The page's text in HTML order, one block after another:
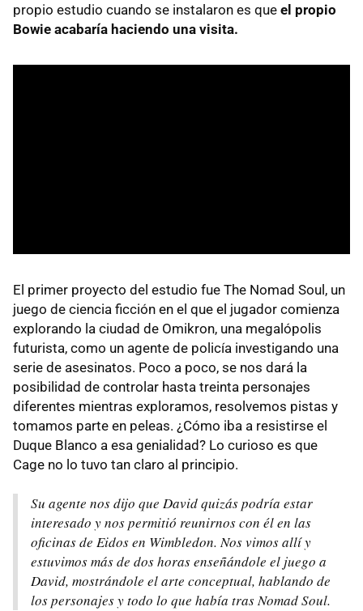
propio estudio cuando se instalaron es que el propio
Bowie acabaría haciendo una visita.
El primer proyecto del estudio fue The Nomad Soul, un
juego de ciencia ficción en el que el jugador comienza
explorando la ciudad de Omikron, una megalópolis
futurista, como un agente de policía investigando una
serie de asesinatos. Poco a poco, se nos dará la
posibilidad de controlar hasta treinta personajes
diferentes mientras exploramos, resolvemos pistas y
tomamos parte en peleas. ¿Cómo iba a resistirse el
Duque Blanco a esa genialidad? Lo curioso es que
Cage no lo tuvo tan claro al principio.
Su agente nos dijo que David quizás podría estar
interesado y nos permitió reunirnos con él en las
oficinas de Eidos en Wimbledon. Nos vimos allí y
estuvimos más de dos horas enseñándole el juego a
David, mostrándole el arte conceptual, hablando de
los personajes y todo lo que había tras Nomad Soul.